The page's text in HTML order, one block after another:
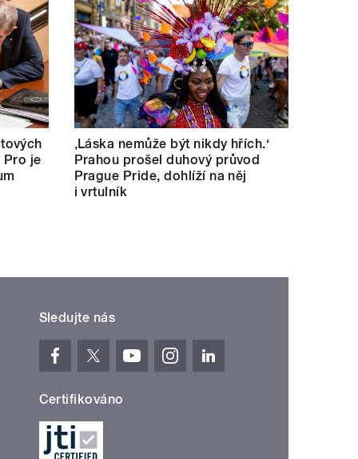
Pro je
‚Láska nemůže být nikdy hřích.‘
Prahou prošel duhový průvod
Prague Pride, dohlíží na něj
i vrtulník
Sledujte nás
Certifikováno